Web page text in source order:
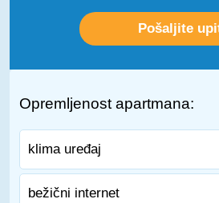
Opremljenost apartmana:
klima uređaj
bežični internet